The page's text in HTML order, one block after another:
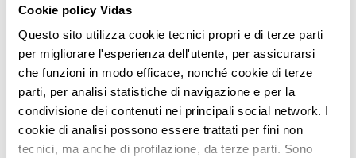
Cookie policy Vidas
Questo sito utilizza cookie tecnici propri e di terze parti
per migliorare l'esperienza dell'utente, per assicurarsi
che funzioni in modo efficace, nonché cookie di terze
parti, per analisi statistiche di navigazione e per la
condivisione dei contenuti nei principali social network. I
cookie di analisi possono essere trattati per fini non
tecnici, ma anche di profilazione, da terze parti. Sono
Guanda
In dialogo con Emanuela Lucchi
Premi INVIO per cercare o ESC per uscire